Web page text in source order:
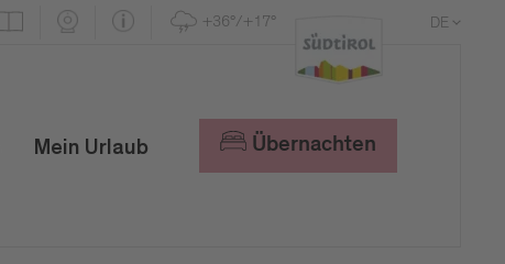
+36°/+17° DE
Mein Urlaub Übernachten